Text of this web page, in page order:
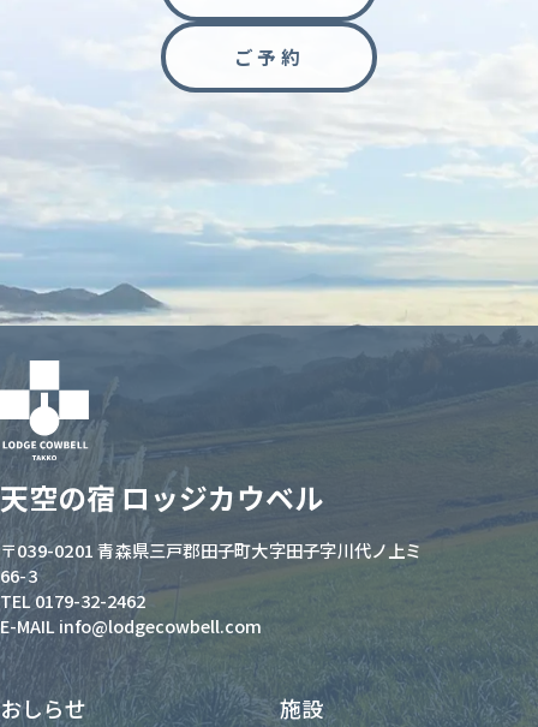
ご予約
天空の宿 ロッジカウベル
〒039-0201 青森県三戸郡田子町大字田子字川代ノ上ミ
66-3
TEL 0179-32-2462
E-MAIL info@lodgecowbell.com
おしらせ
施設